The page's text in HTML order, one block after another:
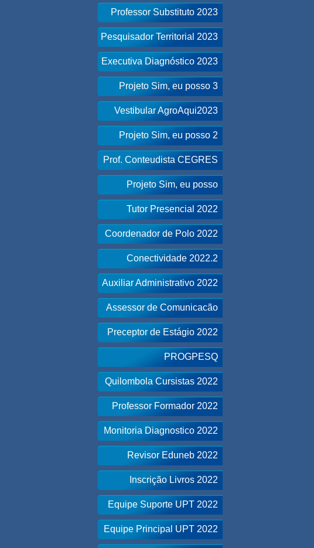
Professor Substituto 2023
Pesquisador Territorial 2023
Executiva Diagnóstico 2023
Projeto Sim, eu posso 3
Vestibular AgroAqui2023
Projeto Sim, eu posso 2
Prof. Conteudista CEGRES
Projeto Sim, eu posso
Tutor Presencial 2022
Coordenador de Polo 2022
Conectividade 2022.2
Auxiliar Administrativo 2022
Assessor de Comunicacão
Preceptor de Estágio 2022
PROGPESQ
Quilombola Cursistas 2022
Professor Formador 2022
Monitoria Diagnostico 2022
Revisor Eduneb 2022
Inscrição Livros 2022
Equipe Suporte UPT 2022
Equipe Principal UPT 2022